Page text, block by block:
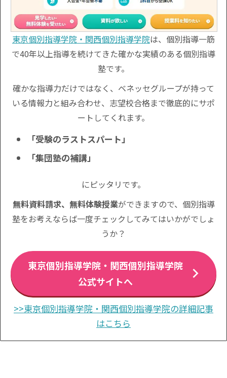
東京個別指導学院・関西個別指導学院は、個別指導一筋
で40年以上指導を続けてきた確かな実績のある個別指導
塾です。
確かな指導力だけではなく、ベネッセグループが持って
いる情報力と組み合わせ、志望校合格まで徹底的にサポ
ートしてくれます。
「受験のラストスパート」
「集団塾の補講」
にピッタリです。
無料資料請求、無料体験授業ができますので、個別指導
塾をお考えならば一度チェックしてみてはいかがでしょ
うか？
東京個別指導学院・関西個別指導学院
公式サイトへ
>>東京個別指導学院・関西個別指導学院の詳細記事
はこちら